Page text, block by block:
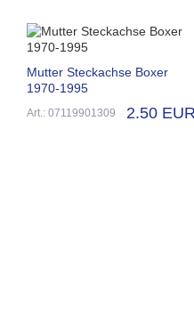
Mutter Steckachse Boxer
1970-1995
Art.: 07119901309 2.50